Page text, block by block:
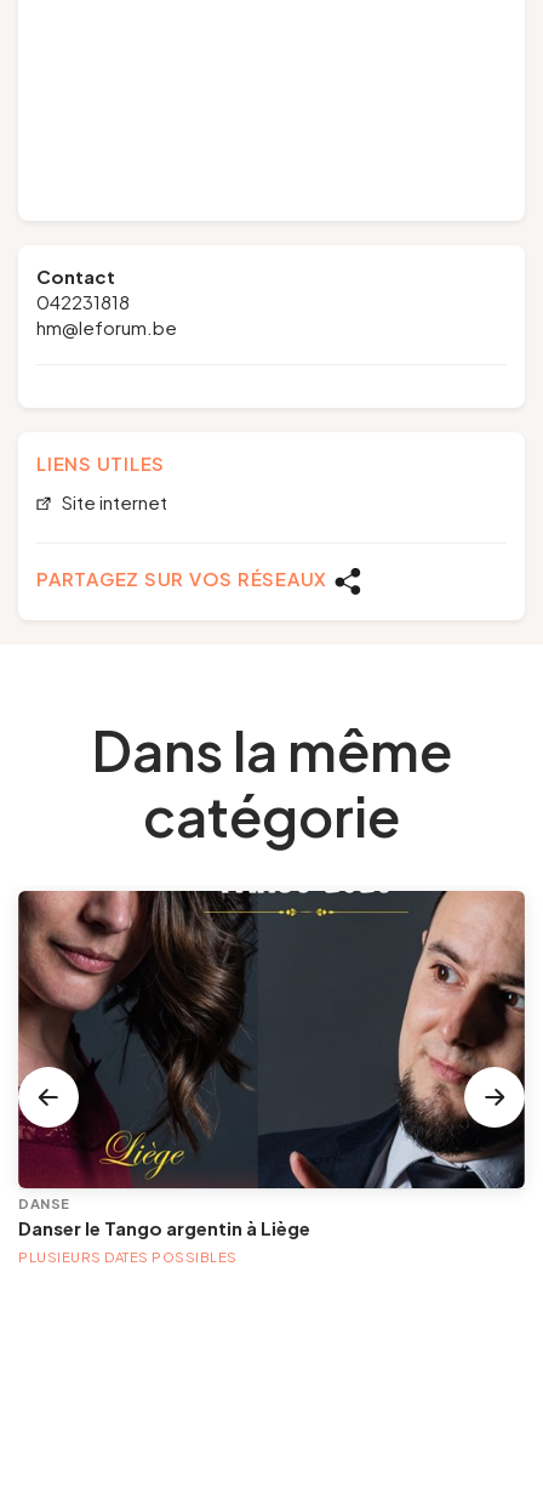
Contact
042231818
hm@leforum.be
LIENS UTILES
Site internet
PARTAGEZ SUR VOS RÉSEAUX
Dans la même
catégorie
DANSE
Danser le Tango argentin à Liège
PLUSIEURS DATES POSSIBLES